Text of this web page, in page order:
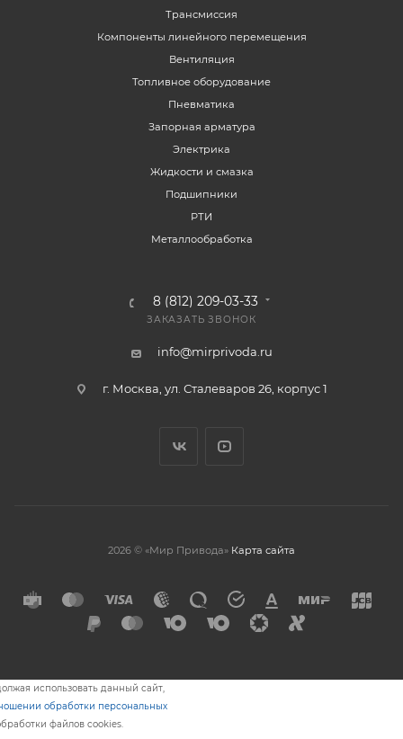
Трансмиссия
Компоненты линейного перемещения
Вентиляция
Топливное оборудование
Пневматика
Запорная арматура
Электрика
Жидкости и смазка
Подшипники
РТИ
Металлообработка
8 (812) 209-03-33
ЗАКАЗАТЬ ЗВОНОК
info@mirprivoda.ru
г. Москва, ул. Сталеваров 26, корпус 1
2026 © «Мир Привода» Карта сайта
использовать данный сайт,
обработки персональных
файлов cookies.